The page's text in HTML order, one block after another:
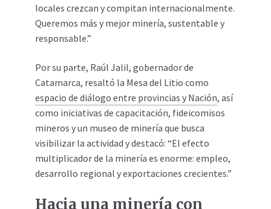
locales crezcan y compitan internacionalmente.
Queremos más y mejor minería, sustentable y
responsable.”
Por su parte, Raúl Jalil, gobernador de
Catamarca, resaltó la Mesa del Litio como
espacio de diálogo entre provincias y Nación, así
como iniciativas de capacitación, fideicomisos
mineros y un museo de minería que busca
visibilizar la actividad y destacó: “El efecto
multiplicador de la minería es enorme: empleo,
desarrollo regional y exportaciones crecientes.”
Hacia una minería con